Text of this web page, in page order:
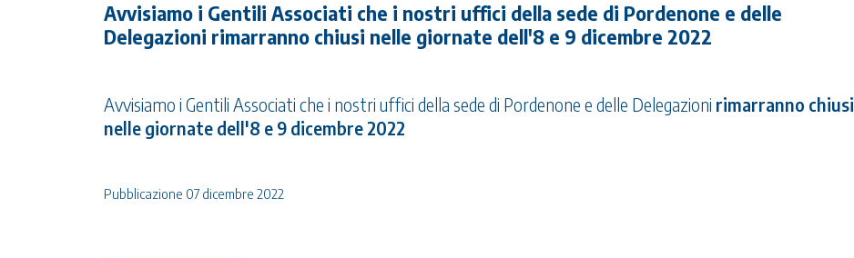
Avvisiamo i Gentili Associati che i nostri uffici della sede di Pordenone e delle
Delegazioni rimarranno chiusi nelle giornate dell'8 e 9 dicembre 2022
Avvisiamo i Gentili Associati che i nostri uffici della sede di Pordenone e delle Delegazioni rimarranno chiusi
nelle giornate dell'8 e 9 dicembre 2022
Pubblicazione 07 dicembre 2022